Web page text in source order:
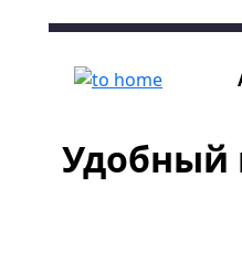
Удобный